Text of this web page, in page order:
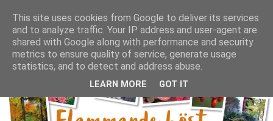
This site uses cookies from Google to deliver its services
and to analyze traffic. Your IP address and user-agent are
shared with Google along with performance and security
metrics to ensure quality of service, generate usage
statistics, and to detect and address abuse.
LEARN MORE GOT IT